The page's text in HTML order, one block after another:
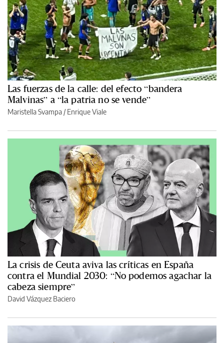
Las fuerzas de la calle: del efecto “bandera
Malvinas” a “la patria no se vende”
Maristella Svampa /Enrique Viale
La crisis de Ceuta aviva las críticas en España
contra el Mundial 2030: “No podemos agachar la
cabeza siempre”
David Vázquez Baciero